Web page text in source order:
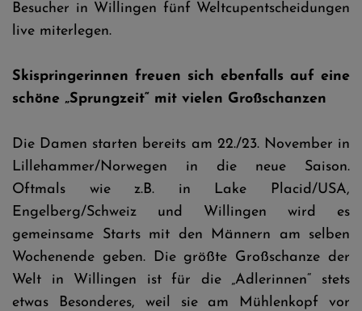
Besucher in Willingen fünf Weltcupentscheidungen
live miterlegen.
Skispringerinnen freuen sich ebenfalls auf eine
schöne „Sprungzeit“ mit vielen Großschanzen
Die Damen starten bereits am 22./23. November in
Lillehammer/Norwegen in die neue Saison.
Oftmals wie z.B. in Lake Placid/USA,
Engelberg/Schweiz und Willingen wird es
gemeinsame Starts mit den Männern am selben
Wochenende geben. Die größte Großschanze der
Welt in Willingen ist für die „Adlerinnen“ stets
etwas Besonderes, weil sie am Mühlenkopf vor